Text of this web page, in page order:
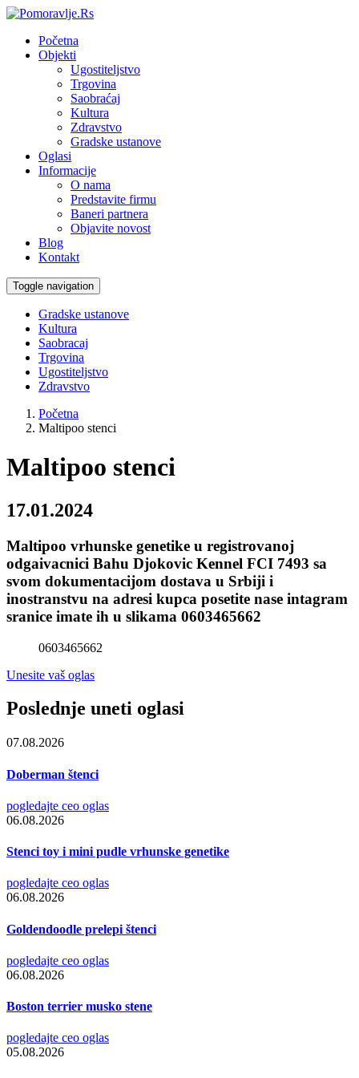
Početna
Objekti
Ugostiteljstvo
Trgovina
Saobraćaj
Kultura
Zdravstvo
Gradske ustanove
Oglasi
Informacije
O nama
Predstavite firmu
Baneri partnera
Objavite novost
Blog
Kontakt
Toggle navigation
Gradske ustanove
Kultura
Saobracaj
Trgovina
Ugostiteljstvo
Zdravstvo
Početna
Maltipoo stenci
Maltipoo stenci
17.01.2024
Maltipoo vrhunske genetike u registrovanoj
odgaivacnici Bahu Djokovic Kennel FCI 7493 sa
svom dokumentacijom dostava u Srbiji i
inostranstvu na adresi kupca posetite nase intagram
sranice imate ih u slikama 0603465662
0603465662
Unesite vaš oglas
Poslednje uneti oglasi
07.08.2026
Doberman štenci
pogledajte ceo oglas
06.08.2026
Stenci toy i mini pudle vrhunske genetike
pogledajte ceo oglas
06.08.2026
Goldendoodle prelepi štenci
pogledajte ceo oglas
06.08.2026
Boston terrier musko stene
pogledajte ceo oglas
05.08.2026